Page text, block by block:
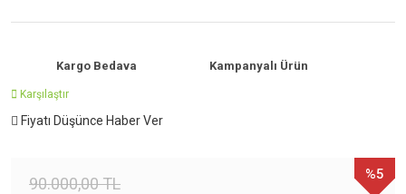
Kargo Bedava Kampanyalı Ürün
Karşılaştır
Fiyatı Düşünce Haber Ver
%5
90.000,00 TL